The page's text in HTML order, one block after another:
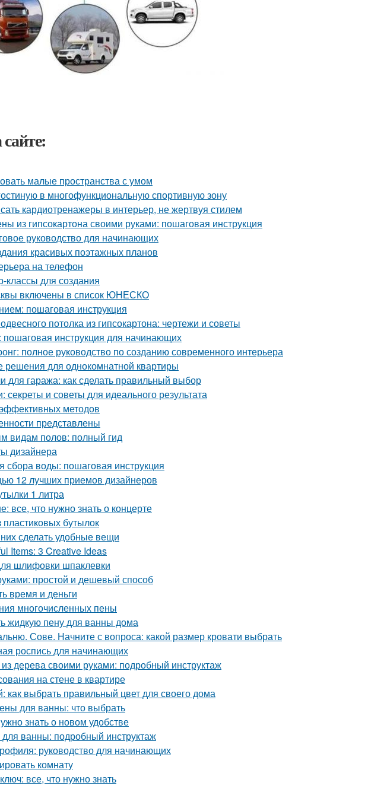
малые пространства с умом
в многофункциональную спортивную зону
кардиотренажеры в интерьер, не жертвуя стилем
из гипсокартона своими руками: пошаговая инструкция
руководство для начинающих
красивых поэтажных планов
на телефон
классы для создания
включены в список ЮНЕСКО
пошаговая инструкция
потолка из гипсокартона: чертежи и советы
инструкция для начинающих
полное руководство по созданию современного интерьера
для однокомнатной квартиры
для гаража: как сделать правильный выбор
и советы для идеального результата
методов
представлены
видам полов: полный гид
дизайнера
сбора воды: пошаговая инструкция
12 лучших приемов дизайнеров
1 литра
что нужно знать о концерте
бутылок
сделать удобные вещи
Items: 3 Creative Ideas
шлифовки шпаклевки
простой и дешевый способ
время и деньги
многочисленных пены
жидкую пену для ванны дома
Сове. Начните с вопроса: какой размер кровати выбрать
роспись для начинающих
дерева своими руками: подробный инструктаж
на стене в квартире
выбрать правильный цвет для своего дома
для ванны: что выбрать
знать о новом удобстве
ванны: подробный инструктаж
руководство для начинающих
комнату
все, что нужно знать